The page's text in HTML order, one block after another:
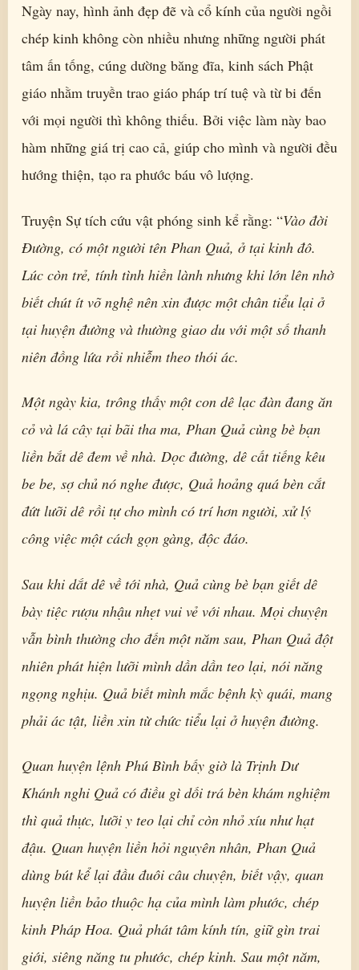
Ngày nay, hình ảnh đẹp đẽ và cổ kính của người ngồi
chép kinh không còn nhiều nhưng những người phát
tâm ấn tống, cúng dường băng đĩa, kinh sách Phật
giáo nhằm truyền trao giáo pháp trí tuệ và từ bi đến
với mọi người thì không thiếu. Bởi việc làm này bao
hàm những giá trị cao cả, giúp cho mình và người đều
hướng thiện, tạo ra phước báu vô lượng.
Truyện Sự tích cứu vật phóng sinh kể rằng: “Vào đời
Đường, có một người tên Phan Quả, ở tại kinh đô.
Lúc còn trẻ, tính tình hiền lành nhưng khi lớn lên nhờ
biết chút ít võ nghệ nên xin được một chân tiểu lại ở
tại huyện đường và thường giao du với một số thanh
niên đồng lứa rồi nhiễm theo thói ác.
Một ngày kia, trông thấy một con dê lạc đàn đang ăn
cỏ và lá cây tại bãi tha ma, Phan Quả cùng bè bạn
liền bắt dê đem về nhà. Dọc đường, dê cất tiếng kêu
be be, sợ chủ nó nghe được, Quả hoảng quá bèn cắt
đứt lưỡi dê rồi tự cho mình có trí hơn người, xử lý
công việc một cách gọn gàng, độc đáo.
Sau khi dắt dê về tới nhà, Quả cùng bè bạn giết dê
bày tiệc rượu nhậu nhẹt vui vẻ với nhau. Mọi chuyện
vẫn bình thường cho đến một năm sau, Phan Quả đột
nhiên phát hiện lưỡi mình dần dần teo lại, nói năng
ngọng nghịu. Quả biết mình mắc bệnh kỳ quái, mang
phải ác tật, liền xin từ chức tiểu lại ở huyện đường.
Quan huyện lệnh Phú Bình bấy giờ là Trịnh Dư
Khánh nghi Quả có điều gì dối trá bèn khám nghiệm
thì quả thực, lưỡi y teo lại chỉ còn nhỏ xíu như hạt
đậu. Quan huyện liền hỏi nguyên nhân, Phan Quả
dùng bút kể lại đầu đuôi câu chuyện, biết vậy, quan
huyện liền bảo thuộc hạ của mình làm phước, chép
kinh Pháp Hoa. Quả phát tâm kính tín, giữ gìn trai
giới, siêng năng tu phước, chép kinh. Sau một năm,